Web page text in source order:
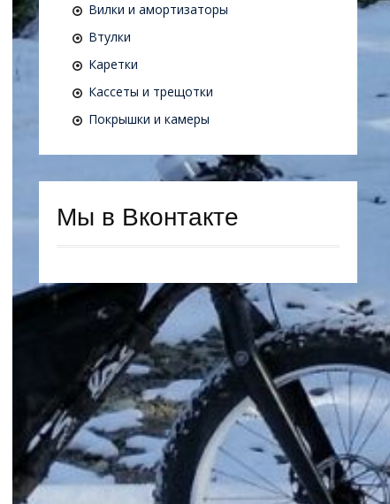
Вилки и амортизаторы
Втулки
Каретки
Кассеты и трещотки
Покрышки и камеры
Мы в Вконтакте